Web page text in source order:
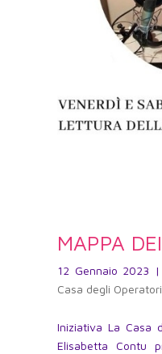
MAPPA
12 Gennaio 2023 |
Casa degli
Iniziativa La Casa
Elisabetta Contu